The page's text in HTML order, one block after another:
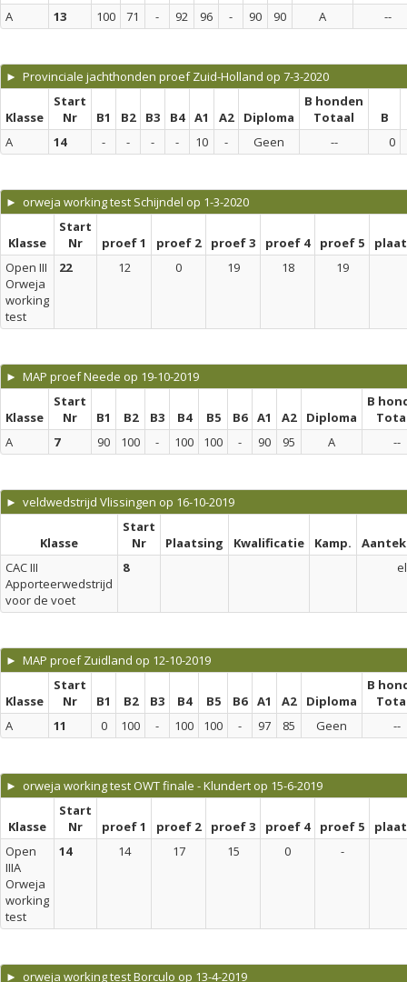
A 13 100 71 - 92 96 - 90 90 A --
► Provinciale jachthonden proef Zuid-Holland op 7-3-2020
Klasse
Start
Nr
B1 B2 B3 B4 A1 A2 Diploma
B honden
Totaal
B
A
14 - - - - 10 - Geen -- 0
► orweja working test Schijndel op 1-3-2020
Klasse
Start
Nr
proef 1 proef 2 proef 3 proef 4 proef 5
Open III
Orweja
working
test
22 12 0 19 18 19
► MAP proef Neede op 19-10-2019
Klasse
Start
Nr
B1 B2 B3 B4 B5 B6 A1 A2 Diploma
B
A
7 90 100 - 100 100 - 90 95 A --
► veldwedstrijd Vlissingen op 16-10-2019
Klasse
Start
Nr
Plaatsing Kwalificatie Kamp.
CAC III
Apporteerwedstrijd
voor de voet
8 el
► MAP proef Zuidland op 12-10-2019
Klasse
Start
Nr
B1 B2 B3 B4 B5 B6 A1 A2 Diploma
B
A
11 0 100 - 100 100 - 97 85 Geen --
► orweja working test OWT finale - Klundert op 15-6-2019
Klasse
Start
Nr
proef 1 proef 2 proef 3 proef 4 proef 5
Open
IIIA
Orweja
working
test
14 14 17 15 0 -
► orweja working test Borculo op 13-4-2019